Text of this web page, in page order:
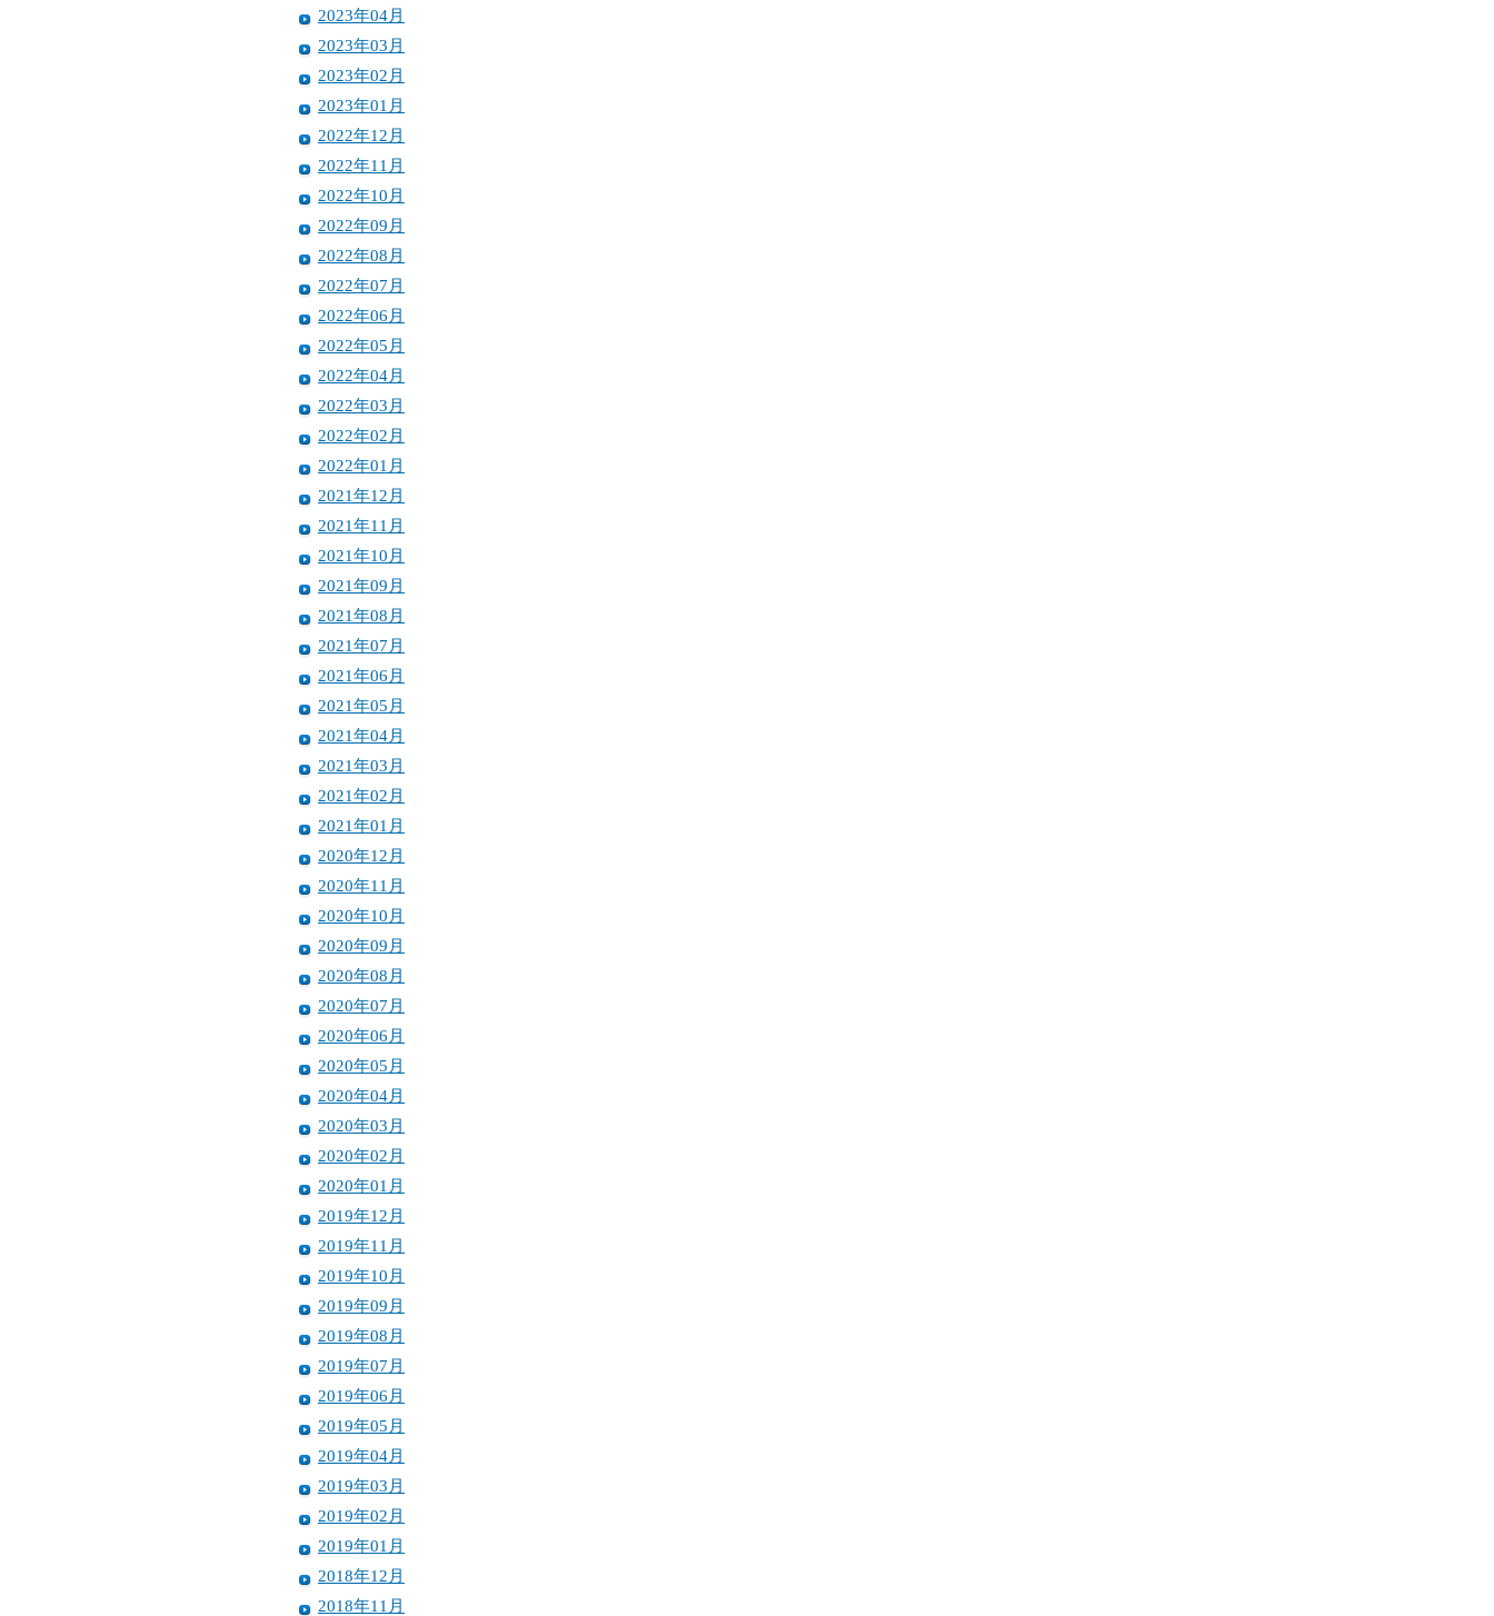
2023年04月
2023年03月
2023年02月
2023年01月
2022年12月
2022年11月
2022年10月
2022年09月
2022年08月
2022年07月
2022年06月
2022年05月
2022年04月
2022年03月
2022年02月
2022年01月
2021年12月
2021年11月
2021年10月
2021年09月
2021年08月
2021年07月
2021年06月
2021年05月
2021年04月
2021年03月
2021年02月
2021年01月
2020年12月
2020年11月
2020年10月
2020年09月
2020年08月
2020年07月
2020年06月
2020年05月
2020年04月
2020年03月
2020年02月
2020年01月
2019年12月
2019年11月
2019年10月
2019年09月
2019年08月
2019年07月
2019年06月
2019年05月
2019年04月
2019年03月
2019年02月
2019年01月
2018年12月
2018年11月